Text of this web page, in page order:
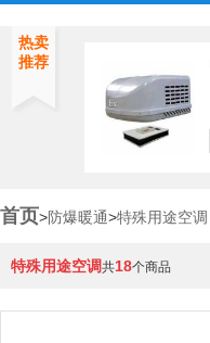
热卖
推荐
首页>防爆暖通>特殊用途空调
特殊用途空调共18个商品